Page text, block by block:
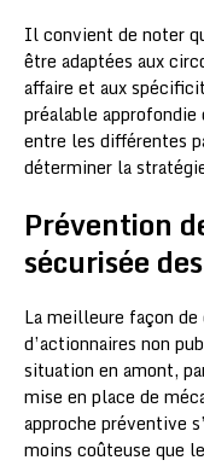
Il convient de noter
être adaptées aux
affaire et aux
préalable
entre les différentes
déterminer la
Prévention
sécurisée
La meilleure façon
d’actionnaires non
situation en amont,
mise en place de
approche préventive
moins coûteuse que